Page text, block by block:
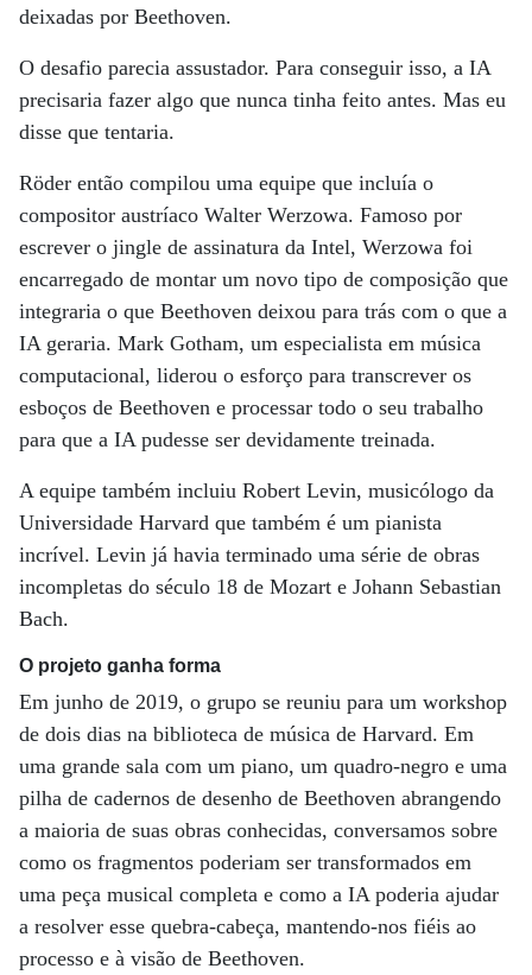
deixadas por Beethoven.
O desafio parecia assustador. Para conseguir isso, a IA
precisaria fazer algo que nunca tinha feito antes. Mas eu
disse que tentaria.
Röder então compilou uma equipe que incluía o
compositor austríaco Walter Werzowa. Famoso por
escrever o jingle de assinatura da Intel, Werzowa foi
encarregado de montar um novo tipo de composição que
integraria o que Beethoven deixou para trás com o que a
IA geraria. Mark Gotham, um especialista em música
computacional, liderou o esforço para transcrever os
esboços de Beethoven e processar todo o seu trabalho
para que a IA pudesse ser devidamente treinada.
A equipe também incluiu Robert Levin, musicólogo da
Universidade Harvard que também é um pianista
incrível. Levin já havia terminado uma série de obras
incompletas do século 18 de Mozart e Johann Sebastian
Bach.
O projeto ganha forma
Em junho de 2019, o grupo se reuniu para um workshop
de dois dias na biblioteca de música de Harvard. Em
uma grande sala com um piano, um quadro-negro e uma
pilha de cadernos de desenho de Beethoven abrangendo
a maioria de suas obras conhecidas, conversamos sobre
como os fragmentos poderiam ser transformados em
uma peça musical completa e como a IA poderia ajudar
a resolver esse quebra-cabeça, mantendo-nos fiéis ao
processo e à visão de Beethoven.